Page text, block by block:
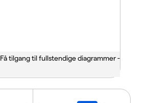
Få tilgang til fullstendige diagrammer -